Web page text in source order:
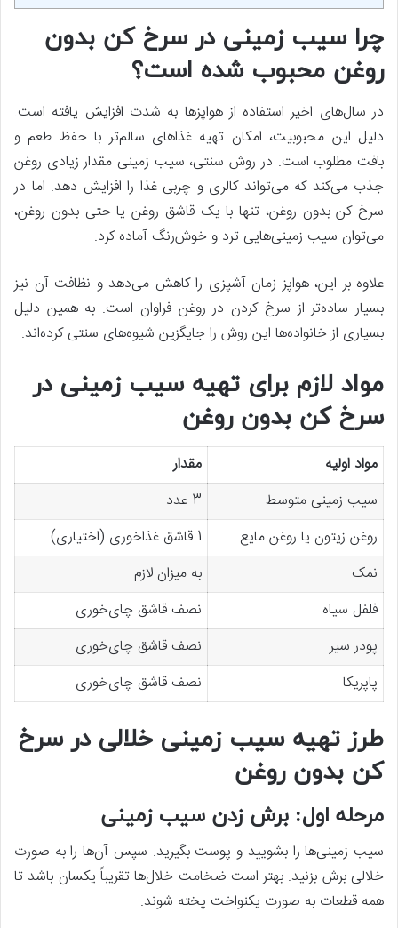
چرا سیب زمینی در سرخ کن بدون
روغن محبوب شده است؟
در سال‌های اخیر استفاده از هواپزها به شدت افزایش یافته است.
دلیل این محبوبیت، امکان تهیه غذاهای سالم‌تر با حفظ طعم و
بافت مطلوب است. در روش سنتی، سیب زمینی مقدار زیادی روغن
جذب می‌کند که می‌تواند کالری و چربی غذا را افزایش دهد. اما در
سرخ کن بدون روغن، تنها با یک قاشق روغن یا حتی بدون روغن،
می‌توان سیب زمینی‌هایی ترد و خوش‌رنگ آماده کرد.
علاوه بر این، هواپز زمان آشپزی را کاهش می‌دهد و نظافت آن نیز
بسیار ساده‌تر از سرخ کردن در روغن فراوان است. به همین دلیل
بسیاری از خانواده‌ها این روش را جایگزین شیوه‌های سنتی کرده‌اند.
مواد لازم برای تهیه سیب زمینی در
سرخ کن بدون روغن
مواد اولیه
مقدار
سیب زمینی متوسط
3 عدد
روغن زیتون یا روغن مایع
1 قاشق غذاخوری (اختیاری)
نمک
به میزان لازم
فلفل سیاه
نصف قاشق چای‌خوری
پودر سیر
نصف قاشق چای‌خوری
پاپریکا
نصف قاشق چای‌خوری
طرز تهیه سیب زمینی خلالی در سرخ
کن بدون روغن
مرحله اول: برش زدن سیب زمینی
سیب زمینی‌ها را بشویید و پوست بگیرید. سپس آن‌ها را به صورت
خلالی برش بزنید. بهتر است ضخامت خلال‌ها تقریباً یکسان باشد تا
همه قطعات به صورت یکنواخت پخته شوند.